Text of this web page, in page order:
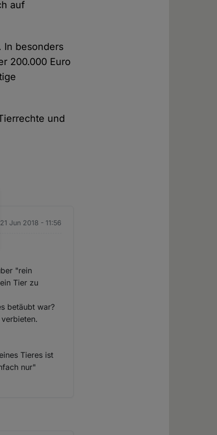
auf
In besonders
200.000 Euro
und
21 Jun 2018 - 11:56
"rein
Tier zu
betäubt war?
Tieres ist
nur"